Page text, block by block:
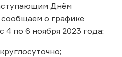
Днём
о графике
по 6 ноября 2023 года: